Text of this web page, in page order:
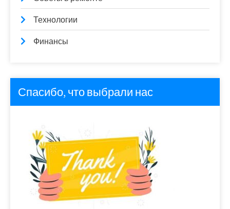
Технологии
Финансы
Спасибо, что выбрали нас